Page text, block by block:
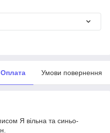
Оплата Умови повернення
Я вільна та синьо-